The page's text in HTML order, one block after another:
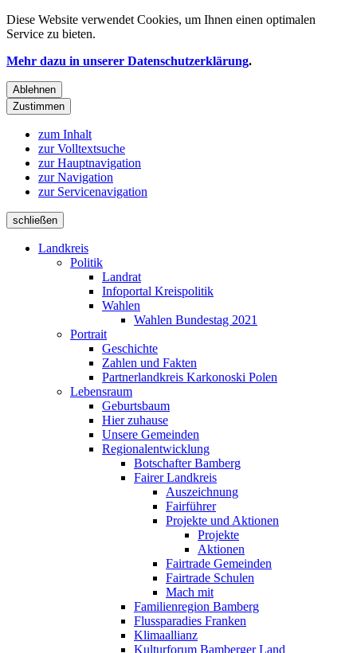
Diese Website verwendet Cookies, um Ihnen einen optimalen
Service zu bieten.
Mehr dazu in unserer Datenschutzerklärung.
Ablehnen
Zustimmen
zum Inhalt
zur Volltextsuche
zur Hauptnavigation
zur Navigation
zur Servicenavigation
schließen
Landkreis
Politik
Landrat
Infoportal Kreispolitik
Wahlen
Wahlen Bundestag 2021
Portrait
Geschichte
Zahlen und Fakten
Partnerlandkreis Karkonoski Polen
Lebensraum
Geburtsbaum
Hier zuhause
Unsere Gemeinden
Regionalentwicklung
Botschafter Bamberg
Fairer Landkreis
Auszeichnung
Fairführer
Projekte und Aktionen
Projekte
Aktionen
Fairtrade Gemeinden
Fairtrade Schulen
Mach mit
Familienregion Bamberg
Flussparadies Franken
Klimaallianz
Kulturforum Bamberger Land